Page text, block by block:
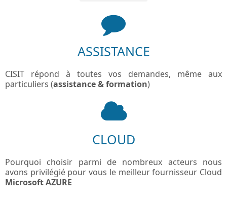
ASSISTANCE
CISIT répond à toutes vos demandes, même aux
particuliers (assistance & formation)
CLOUD
Pourquoi choisir parmi de nombreux acteurs nous
avons privilégié pour vous le meilleur fournisseur Cloud
Microsoft AZURE